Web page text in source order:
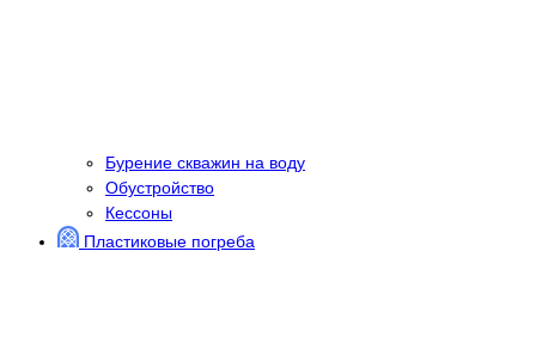
Бурение скважин на воду
Обустройство
Кессоны
Пластиковые погреба